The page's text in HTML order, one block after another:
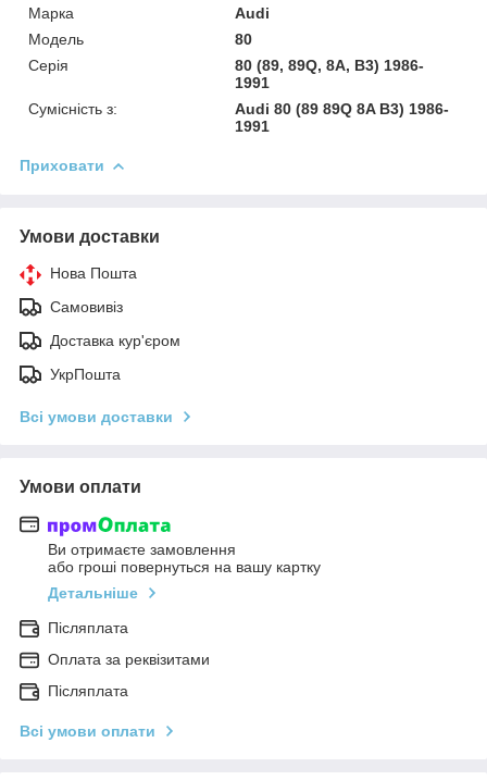
Марка
Audi
Модель
80
Серія
80 (89, 89Q, 8A, B3) 1986-
1991
Сумісність з:
Audi 80 (89 89Q 8A B3) 1986-
1991
Приховати
Умови доставки
Нова Пошта
Самовивіз
Доставка кур'єром
УкрПошта
Всі умови доставки
Умови оплати
Ви отримаєте замовлення
або гроші повернуться на вашу картку
Детальніше
Післяплата
Оплата за реквізитами
Післяплата
Всі умови оплати